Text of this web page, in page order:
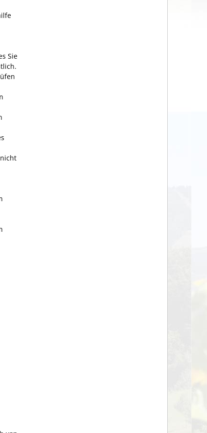
Sie